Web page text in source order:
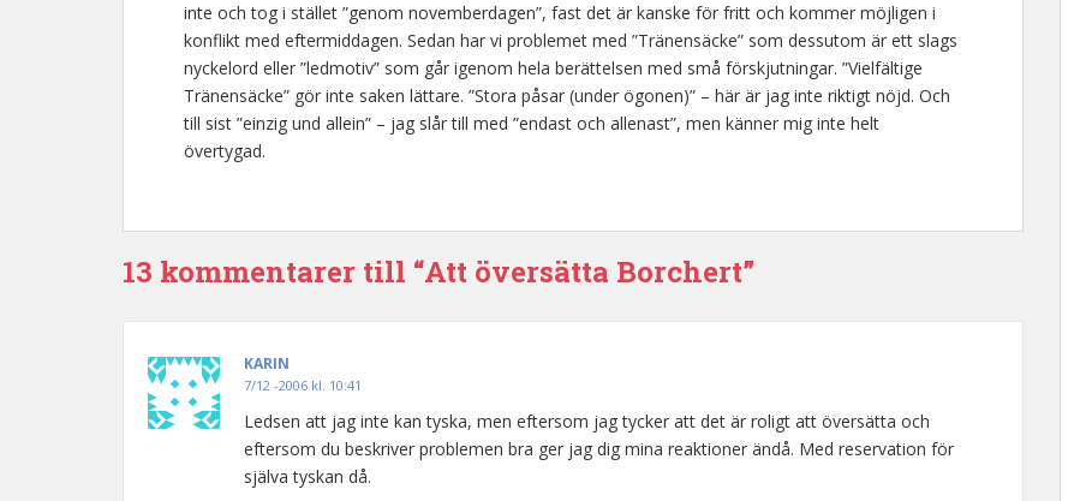
inte och tog i stället ”genom novemberdagen”, fast det är kanske för fritt och kommer möjligen i
konflikt med eftermiddagen. Sedan har vi problemet med ”Tränensäcke” som dessutom är ett slags
nyckelord eller ”ledmotiv” som går igenom hela berättelsen med små förskjutningar. ”Vielfältige
Tränensäcke” gör inte saken lättare. ”Stora påsar (under ögonen)” – här är jag inte riktigt nöjd. Och
till sist ”einzig und allein” – jag slår till med ”endast och allenast”, men känner mig inte helt
övertygad.
13 kommentarer till “Att översätta Borchert”
KARIN
7/12 -2006 kl. 10:41
Ledsen att jag inte kan tyska, men eftersom jag tycker att det är roligt att översätta och
eftersom du beskriver problemen bra ger jag dig mina reaktioner ändå. Med reservation för
själva tyskan då.